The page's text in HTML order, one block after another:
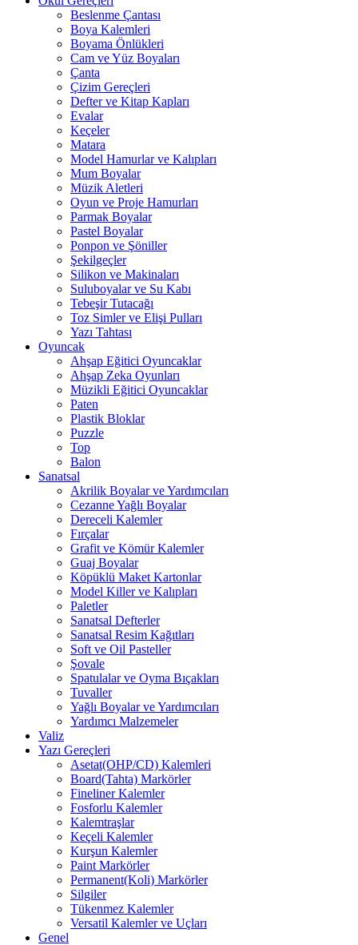
Beslenme Çantası
Boya Kalemleri
Boyama Önlükleri
Cam ve Yüz Boyaları
Çanta
Çizim Gereçleri
Defter ve Kitap Kapları
Evalar
Keçeler
Matara
Model Hamurlar ve Kalıpları
Mum Boyalar
Müzik Aletleri
Oyun ve Proje Hamurları
Parmak Boyalar
Pastel Boyalar
Ponpon ve Şöniller
Şekilgeçler
Silikon ve Makinaları
Suluboyalar ve Su Kabı
Tebeşir Tutacağı
Toz Simler ve Elişi Pulları
Yazı Tahtası
Oyuncak
Ahşap Eğitici Oyuncaklar
Ahşap Zeka Oyunları
Müzikli Eğitici Oyuncaklar
Paten
Plastik Bloklar
Puzzle
Top
Balon
Sanatsal
Akrilik Boyalar ve Yardımcıları
Cezanne Yağlı Boyalar
Dereceli Kalemler
Fırçalar
Grafit ve Kömür Kalemler
Guaj Boyalar
Köpüklü Maket Kartonlar
Model Killer ve Kalıpları
Paletler
Sanatsal Defterler
Sanatsal Resim Kağıtları
Soft ve Oil Pasteller
Şovale
Spatulalar ve Oyma Bıçakları
Tuvaller
Yağlı Boyalar ve Yardımcıları
Yardımcı Malzemeler
Valiz
Yazı Gereçleri
Asetat(OHP/CD) Kalemleri
Board(Tahta) Markörler
Fineliner Kalemler
Fosforlu Kalemler
Kalemtraşlar
Keçeli Kalemler
Kurşun Kalemler
Paint Markörler
Permanent(Koli) Markörler
Silgiler
Tükenmez Kalemler
Versatil Kalemler ve Uçları
Genel